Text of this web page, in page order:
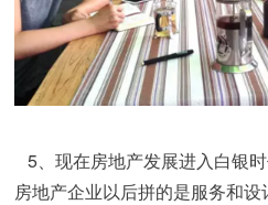
5、现在房地产发展进入白银
房地产企业以后拼的是服务和